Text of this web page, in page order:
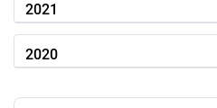
2021
2020